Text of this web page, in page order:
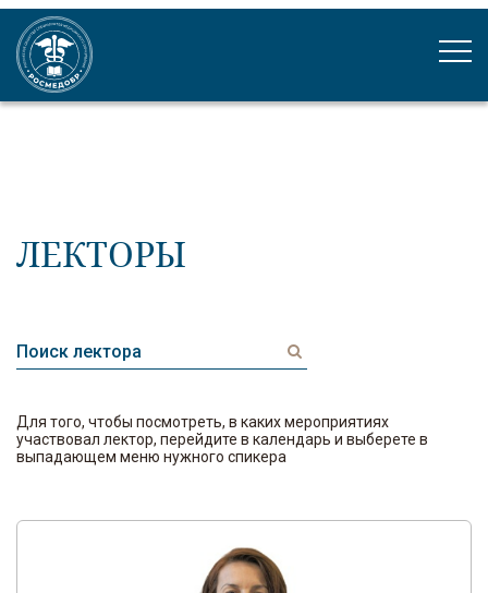
ЛЕКТОРЫ
Для того, чтобы посмотреть, в каких мероприятиях
участвовал лектор, перейдите в календарь и выберете в
выпадающем меню нужного спикера